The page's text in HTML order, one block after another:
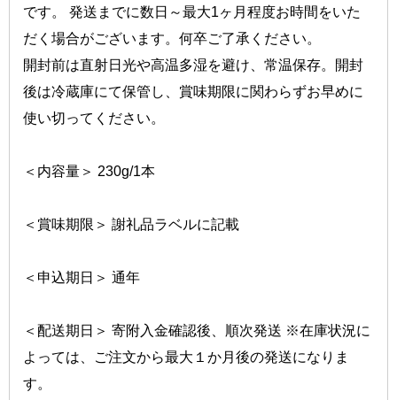
です。 発送までに数日～最大1ヶ月程度お時間をいた
だく場合がございます。何卒ご了承ください。
開封前は直射日光や高温多湿を避け、常温保存。開封
後は冷蔵庫にて保管し、賞味期限に関わらずお早めに
使い切ってください。
＜内容量＞ 230g/1本
＜賞味期限＞ 謝礼品ラベルに記載
＜申込期日＞ 通年
＜配送期日＞ 寄附入金確認後、順次発送 ※在庫状況に
よっては、ご注文から最大１か月後の発送になりま
す。